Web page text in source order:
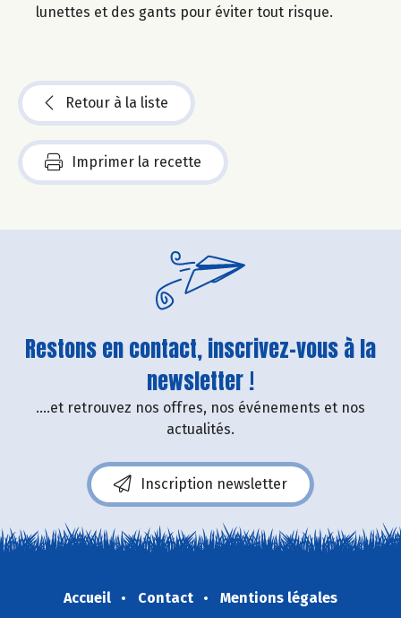
lunettes et des gants pour éviter tout risque.
Retour à la liste
Imprimer la recette
Restons en contact, inscrivez-vous à la
newsletter !
....et retrouvez nos offres, nos événements et nos
actualités.
Inscription newsletter
Accueil Contact
Mentions légales